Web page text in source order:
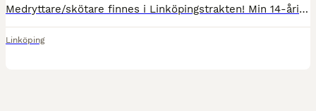
Medryttare/skötare finnes i Linköpingstrakten! Min 14-åriga dotter söker en stor ponny alternativt en häst i Linköpingstrakten att få hjälpa till med. Hon har stor hästvana och är mjuk och följsam s
Linköping